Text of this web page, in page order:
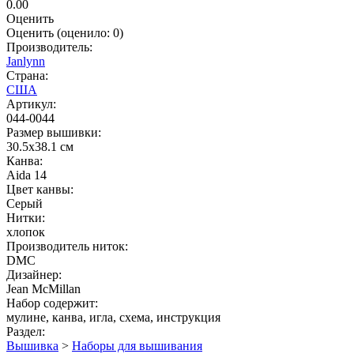
0.00
Оценить
Оценить (оценило: 0)
Производитель:
Janlynn
Страна:
США
Артикул:
044-0044
Размер вышивки:
30.5x38.1 см
Канва:
Aida 14
Цвет канвы:
Серый
Нитки:
хлопок
Производитель ниток:
DMC
Дизайнер:
Jean McMillan
Набор содержит:
мулине, канва, игла, схема, инструкция
Раздел:
Вышивка > Наборы для вышивания